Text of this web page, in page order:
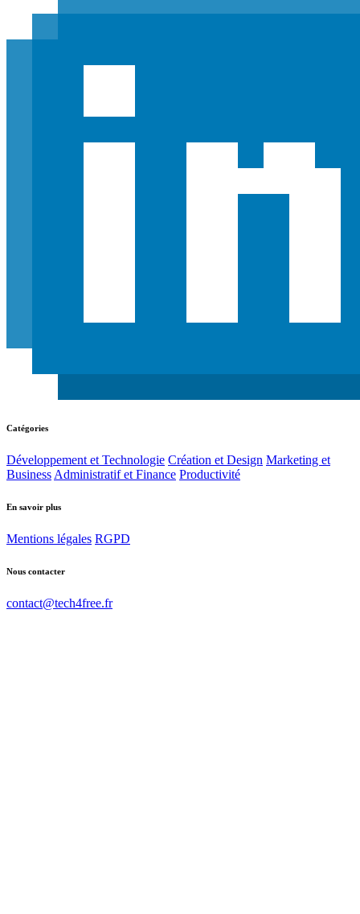
Catégories
Développement et Technologie Création et Design Marketing et
Business Administratif et Finance Productivité
En savoir plus
Mentions légales RGPD
Nous contacter
contact@tech4free.fr